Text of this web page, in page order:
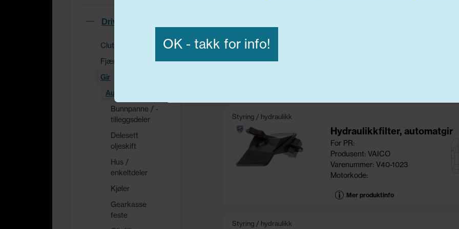
Drivverk
Clutch
Fjæring / demping
Gir
Automatgir
Bunnpanne / -
tilleggsdeler
Delesett
oljeskift
Hus /
enkeltdeler
Kjøler
Gearkasse
feste
Styring / hydraulikk
Hydraulikkfilter, automatgir
For PR:
Produsent: VAICO
Varenummer: V40-1023
Motorkode:
Mer produktinfo
Styring / hydraulikk
OK - takk for info!